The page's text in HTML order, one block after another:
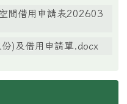
間借用申請表202603
)及借用申請單.docx